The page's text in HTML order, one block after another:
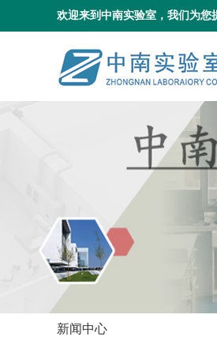
欢迎来到中南实验室，我们为您
新闻中心